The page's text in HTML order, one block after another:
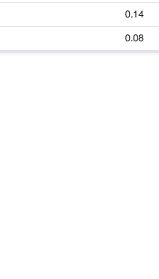
0.14
0.08